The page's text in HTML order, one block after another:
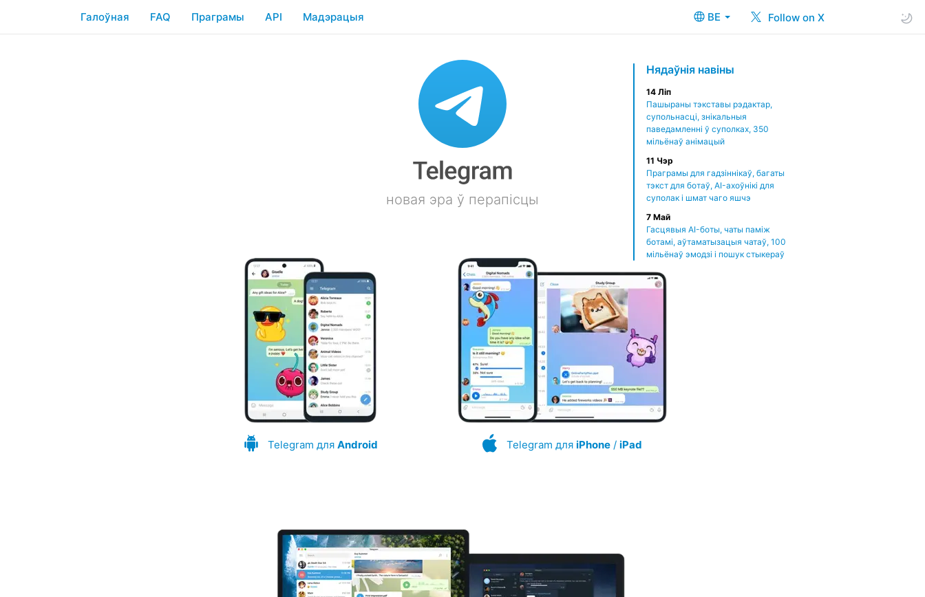
BE Follow on X
Галоўная FAQ Праграмы API Мадэрацыя
Нядаўнія навіны
14 Ліп
Пашыраны тэкставы рэдактар,
супольнасці, знікальныя
паведамленні ў суполках, 350
мільёнаў анімацый
11 Чэр
Праграмы для гадзіннікаў, багаты
тэкст для ботаў, AI-ахоўнікі для
суполак і шмат чаго яшчэ
7 Май
Гасцявыя AI-боты, чаты паміж
ботамі, аўтаматызацыя чатаў, 100
мільёнаў эмодзі і пошук стыкераў
новая эра ў перапісцы
Telegram для Android Telegram для iPhone/ iPad